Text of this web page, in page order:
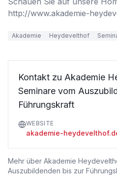
http://www.akademie-
Akademie Heydevelthof
Kontakt zu Akademie
Seminare vom
Führungskraft
WEBSITE
akademie-
Mehr über Akademie
Auszubildenden bis zur